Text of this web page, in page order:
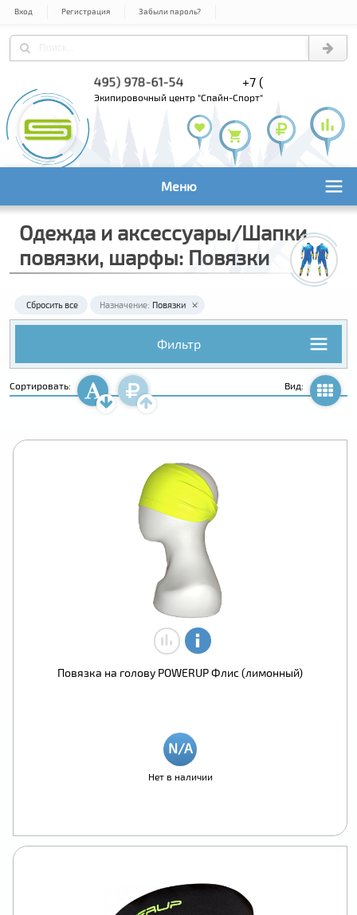
Вход Регистрация Забыли пароль?
+7 (495) 978-61-54
экипировочный центр "Спайн-Спорт"
Меню
Одежда и аксессуары/Шапки,
повязки, шарфы: Повязки
Сбросить все Назначение: Повязки
Фильтр
Сортировать: Вид:
Повязка на голову POWERUP Флис (лимонный)
Нет в наличии